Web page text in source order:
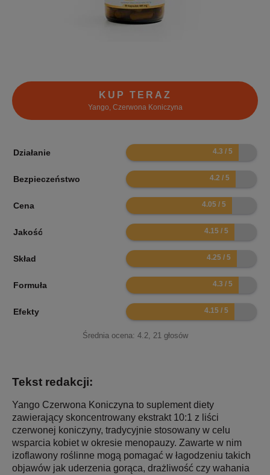
KUP TERAZ
Yango, Czerwona Koniczyna
Działanie 8.6
Bezpieczeństwo 8.4
Cena 8.1
Jakość 8.3
Skład 8.5
Formuła 8.6
Efekty 8.3
Średnia ocena: 4.2, 21głosów
Tekst redakcji:
Yango Czerwona Koniczyna to suplement diety
zawierający skoncentrowany ekstrakt 10:1 z liści
czerwonej koniczyny, tradycyjnie stosowany w celu
wsparcia kobiet w okresie menopauzy. Zawarte w nim
izoflawony roślinne mogą pomagać w łagodzeniu takich
objawów jak uderzenia gorąca, drażliwość czy wahania